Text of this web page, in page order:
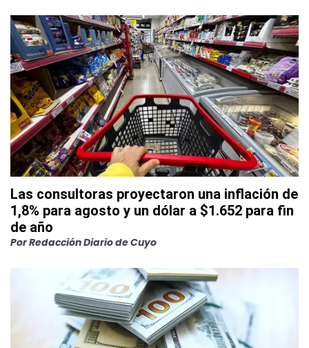
Las consultoras proyectaron una inflación de
1,8% para agosto y un dólar a $1.652 para fin
de año
PorRedacción Diario de Cuyo